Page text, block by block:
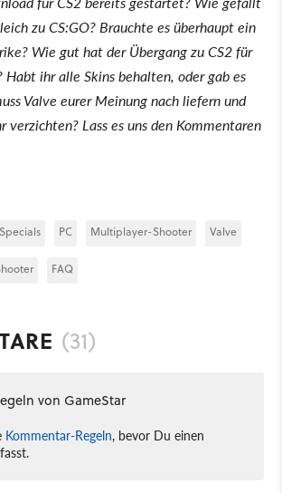
zu CS:GO? Brauchte es überhaupt ein
Wie gut hat der Übergang zu CS2 für
ihr alle Skins behalten, oder gab es
Valve eurer Meinung nach liefern und
Lass es uns den Kommentaren
Specials PC Multiplayer-Shooter Valve
FAQ
(31)
von GameStar
Kommentar-Regeln, bevor Du einen